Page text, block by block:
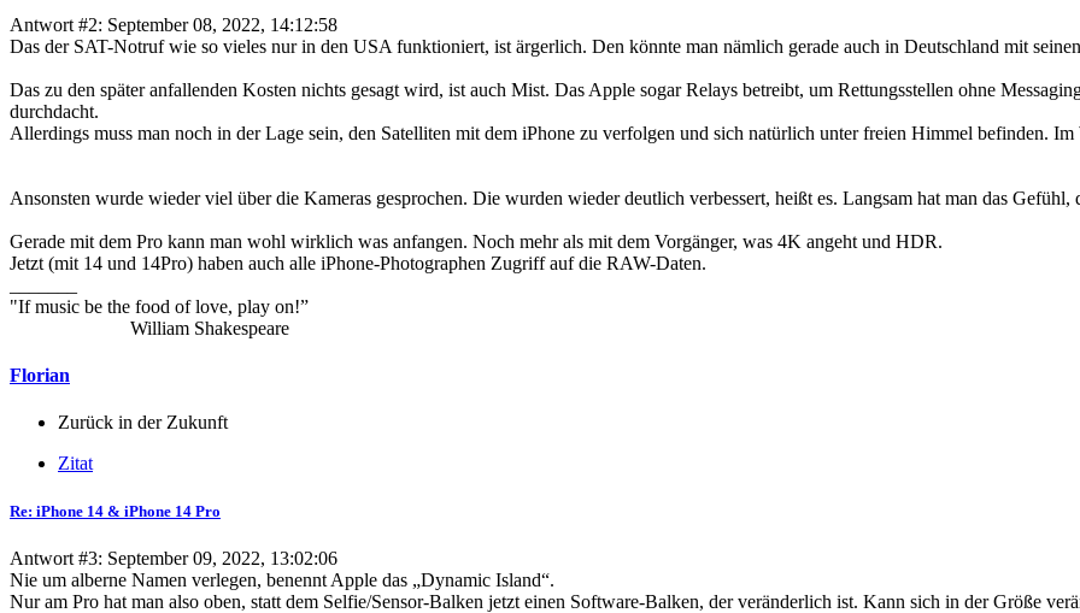
Antwort #2: September 08, 2022, 14:12:58
Das der SAT-Notruf wie so vieles nur in den USA funktioniert, ist ärgerlich. Den könnte man nämlich gerade auch in Deutschland mit
Das zu den später anfallenden Kosten nichts gesagt wird, ist auch Mist. Das Apple sogar Relays betreibt, um Rettungsstellen ohne
durchdacht.
Allerdings muss man noch in der Lage sein, den Satelliten mit dem iPhone zu verfolgen und sich natürlich unter freien Himmel befinden. Im
Ansonsten wurde wieder viel über die Kameras gesprochen. Die wurden wieder deutlich verbessert, heißt es. Langsam hat man das
Gerade mit dem Pro kann man wohl wirklich was anfangen. Noch mehr als mit dem Vorgänger, was 4K angeht und HDR.
Jetzt (mit 14 und 14Pro) haben auch alle iPhone-Photographen Zugriff auf die RAW-Daten.
"If music be the food of love, play on!”
William Shakespeare
Florian
Zurück in der Zukunft
Zitat
Re: iPhone 14 & iPhone 14 Pro
Antwort #3: September 09, 2022, 13:02:06
Nie um alberne Namen verlegen, benennt Apple das „Dynamic Island“.
Nur am Pro hat man also oben, statt dem Selfie/Sensor-Balken jetzt einen Software-Balken, der veränderlich ist. Kann sich in der Größe